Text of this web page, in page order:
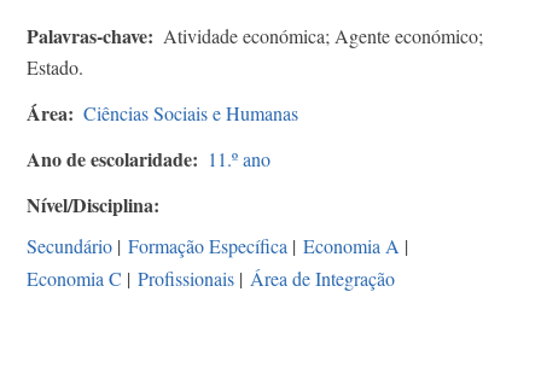
Palavras-chave
Atividade económica; Agente económico;
Estado.
Área Ciências Sociais e Humanas
Ano de escolaridade 11.º ano
Nível/Disciplina
Secundário | Formação Específica | Economia A |
Economia C | Profissionais | Área de Integração